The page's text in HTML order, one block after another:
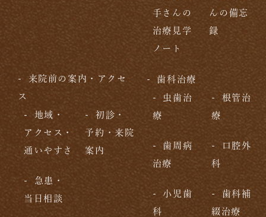
手さんの
治療見学
ノート
んの備忘
録
来院前の案内・アクセ
ス
地域・
アクセス・
通いやすさ
初診・
予約・来院
案内
急患・
当日相談
歯科治療
虫歯治
療
根管治
療
歯周病
治療
口腔外
科
小児歯
科
歯科補
綴治療